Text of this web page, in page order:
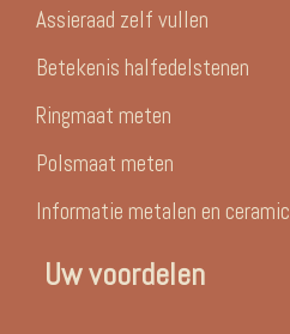
Assieraad zelf vullen
Betekenis halfedelstenen
Ringmaat meten
Polsmaat meten
Informatie metalen en ceramic
Uw voordelen